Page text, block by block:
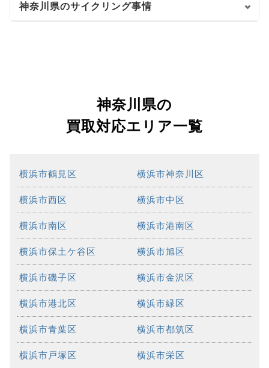
神奈川県のサイクリング事情
神奈川県の
買取対応エリア一覧
横浜市鶴見区 横浜市神奈川区
横浜市西区 横浜市中区
横浜市南区 横浜市港南区
横浜市保土ケ谷区 横浜市旭区
横浜市磯子区 横浜市金沢区
横浜市港北区 横浜市緑区
横浜市青葉区 横浜市都筑区
横浜市戸塚区 横浜市栄区